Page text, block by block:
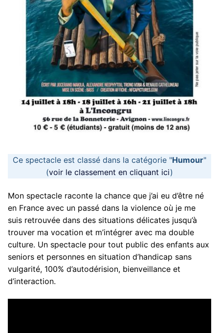
Ce spectacle est classé dans la catégorie "Humour"
(voir le classement en cliquant ici)
Mon spectacle raconte la chance que j’ai eu d’être né
en France avec un passé dans la violence où je me
suis retrouvée dans des situations délicates jusqu’à
trouver ma vocation et m’intégrer avec ma double
culture. Un spectacle pour tout public des enfants aux
seniors et personnes en situation d’handicap sans
vulgarité, 100% d’autodérision, bienveillance et
d’interaction.